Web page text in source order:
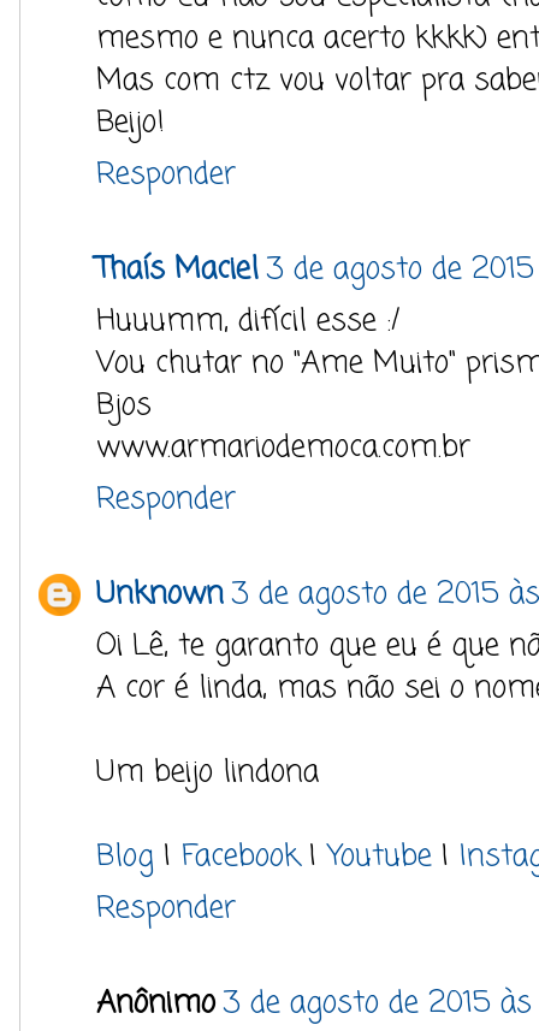
mesmo e nunca acerto kkkk)
Mas com ctz vou voltar pra
Beijo!
Responder
Thaís Maciel3 de agosto de
Huuumm, difícil esse :/
Vou chutar no "Ame Muito"
Bjos
www.armariodemoca.com.br
Responder
Unknown3 de agosto de 2015
Oi Lê, te garanto que eu é que
A cor é linda, mas não sei o
Um beijo lindona
Blog | Facebook|Youtube |
Responder
Anônimo3 de agosto de 2015 às